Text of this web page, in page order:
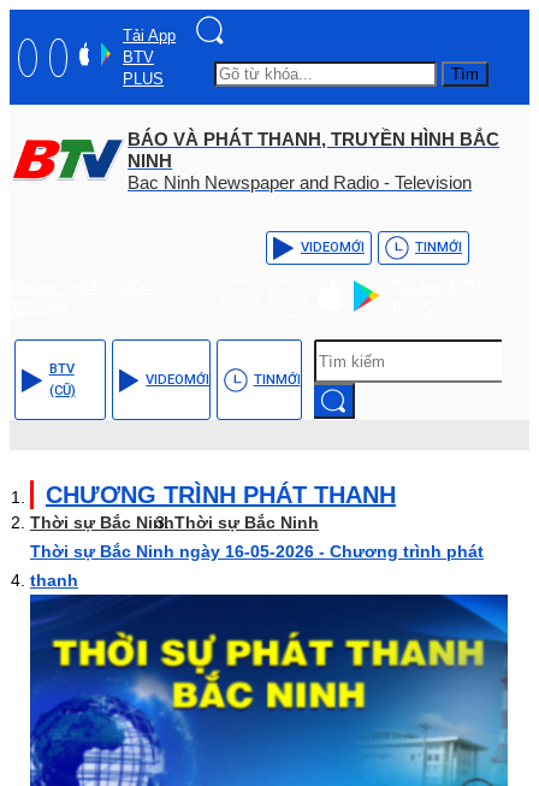
Tải App
BTV
PLUS
Tìm
BÁO VÀ PHÁT THANH, TRUYỀN HÌNH BẮC
NINH
Bac Ninh Newspaper and Radio - Television
VIDEOMỚI TINMỚI
BTV
(CŨ)
VIDEOMỚI TINMỚI
CHƯƠNG TRÌNH PHÁT THANH
Thời sự Bắc NinhThời sự Bắc Ninh
Thời sự Bắc Ninh ngày 16-05-2026 - Chương trình phát
thanh